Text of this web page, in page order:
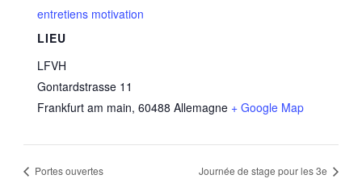
entretiens motivation
LIEU
LFVH
Gontardstrasse 11
Frankfurt am main, 60488 Allemagne + Google Map
Portes ouvertes Journée de stage pour les 3e